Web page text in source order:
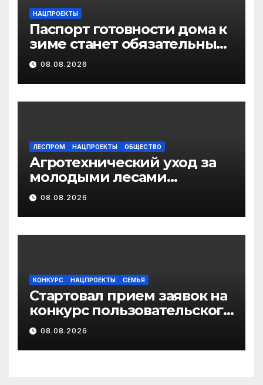
НАЦПРОЕКТЫ
Паспорт готовности дома к
зиме станет обязательным
лицензионным
требованием для
управляющих организаций
с 1 сентября 2026 года
08.08.2026
ЛЕСПРОМ НАЦПРОЕКТЫ ОБЩЕСТВО
Агротехнический уход за
молодыми лесами
Поморья провели на
площади более 18 тысяч
гектаров
08.08.2026
КОНКУРС НАЦПРОЕКТЫ СЕМЬЯ
Стартовал прием заявок на
конкурс пользовательского
видео «Отец года – 2026»
08.08.2026